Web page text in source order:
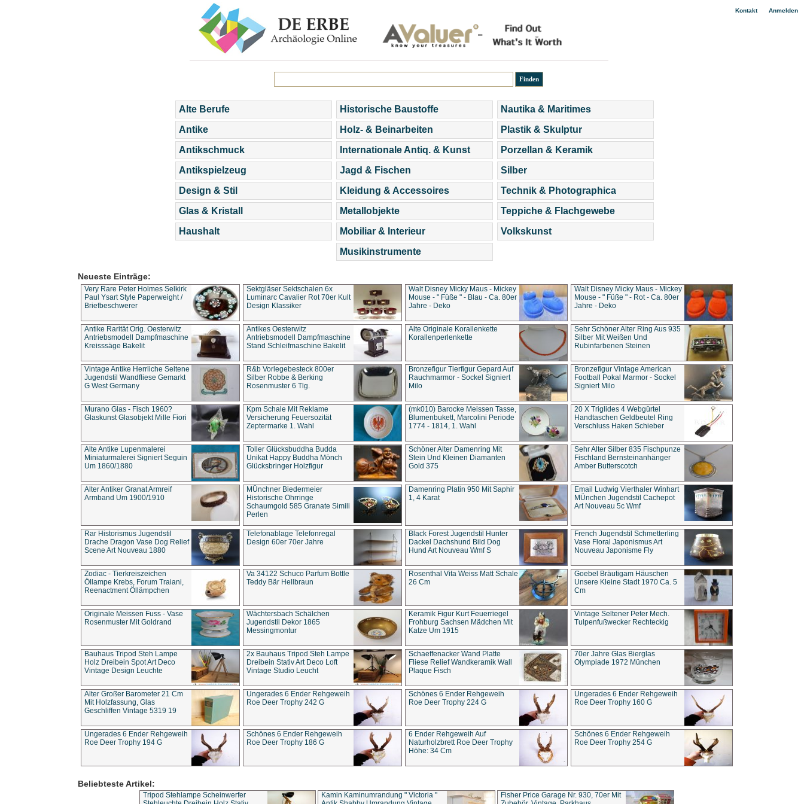
Kontakt| Anmelden
Alte Berufe
Antike
Antikschmuck
Antikspielzeug
Design & Stil
Glas & Kristall
Haushalt
Historische Baustoffe
Holz- & Beinarbeiten
Internationale Antiq. & Kunst
Jagd & Fischen
Kleidung & Accessoires
Metallobjekte
Mobiliar & Interieur
Musikinstrumente
Nautika & Maritimes
Plastik & Skulptur
Porzellan & Keramik
Silber
Technik & Photographica
Teppiche & Flachgewebe
Volkskunst
Neueste Einträge:
Very Rare Peter Holmes Selkirk
Paul Ysart Style Paperweight /
Briefbeschwerer
Sektgläser Sektschalen 6x
Luminarc Cavalier Rot 70er Kult
Design Klassiker
Walt Disney Micky Maus - Mickey
Mouse - " Füße " - Blau - Ca. 80er
Jahre - Deko
Walt Disney Micky Maus - Mickey
Mouse - " Füße " - Rot - Ca. 80er
Jahre - Deko
Antike Rarität Orig. Oesterwitz
Antriebsmodell Dampfmaschine
Kreisssäge Bakelit
Antikes Oesterwitz
Antriebsmodell Dampfmaschine
Stand Schleifmaschine Bakelit
Alte Originale Korallenkette
Korallenperlenkette
Sehr Schöner Alter Ring Aus 935
Silber Mit Weißen Und
Rubinfarbenen Steinen
Vintage Antike Herrliche Seltene
Jugendstil Wandfliese Gemarkt
G West Germany
R&b Vorlegebesteck 800er
Silber Robbe & Berking
Rosenmuster 6 Tlg.
Bronzefigur Tierfigur Gepard Auf
Rauchmarmor - Sockel Signiert
Milo
Bronzefigur Vintage American
Football Pokal Marmor - Sockel
Signiert Milo
Murano Glas - Fisch 1960?
Glaskunst Glasobjekt Mille Fiori
Kpm Schale Mit Reklame
Versicherung Feuersozität
Zeptermarke 1. Wahl
(mk010) Barocke Meissen Tasse,
Blumenbukett, Marcolini Periode
1774 - 1814, 1. Wahl
20 X Triglides 4 Webgürtel
Handtaschen Geldbeutel Ring
Verschluss Haken Schieber
Alte Antike Lupenmalerei
Miniaturmalerei Signiert Seguin
Um 1860/1880
Toller Glücksbuddha Budda
Unikat Happy Buddha Mönch
Glücksbringer Holzfigur
Schöner Alter Damenring Mit
Stein Und Kleinen Diamanten
Gold 375
Sehr Alter Silber 835 Fischpunze
Fischland Bernsteinanhänger
Amber Butterscotch
Alter Antiker Granat Armreif
Armband Um 1900/1910
MÜnchner Biedermeier
Historische Ohrringe
Schaumgold 585 Granate Simili
Perlen
Damenring Platin 950 Mit Saphir
1, 4 Karat
Email Ludwig Vierthaler Winhart
MÜnchen Jugendstil Cachepot
Art Nouveau 5c Wmf
Rar Historismus Jugendstil
Drache Dragon Vase Dog Relief
Scene Art Nouveau 1880
Telefonablage Telefonregal
Design 60er 70er Jahre
Black Forest Jugendstil Hunter
Dackel Dachshund Bild Dog
Hund Art Nouveau Wmf S
French Jugendstil Schmetterling
Vase Floral Japonismus Art
Nouveau Japonisme Fly
Zodiac - Tierkreiszeichen
Öllampe Krebs, Forum Traiani,
Reenactment Öllämpchen
Va 34122 Schuco Parfum Bottle
Teddy Bär Hellbraun
Rosenthal Vita Weiss Matt Schale
26 Cm
Goebel Bräutigam Häuschen
Unsere Kleine Stadt 1970 Ca. 5
Cm
Originale Meissen Fuss - Vase
Rosenmuster Mit Goldrand
Wächtersbach Schälchen
Jugendstil Dekor 1865
Messingmontur
Keramik Figur Kurt Feuerriegel
Frohburg Sachsen Mädchen Mit
Katze Um 1915
Vintage Seltener Peter Mech.
Tulpenfußwecker Rechteckig
Bauhaus Tripod Steh Lampe
Holz Dreibein Spot Art Deco
Vintage Design Leuchte
2x Bauhaus Tripod Steh Lampe
Dreibein Stativ Art Deco Loft
Vintage Studio Leucht
Schaeffenacker Wand Platte
Fliese Relief Wandkeramik Wall
Plaque Fisch
70er Jahre Glas Bierglas
Olympiade 1972 München
Alter Großer Barometer 21 Cm
Mit Holzfassung, Glas
Geschliffen Vintage 5319 19
Ungerades 6 Ender Rehgeweih
Roe Deer Trophy 242 G
Schönes 6 Ender Rehgeweih
Roe Deer Trophy 224 G
Ungerades 6 Ender Rehgeweih
Roe Deer Trophy 160 G
Ungerades 6 Ender Rehgeweih
Roe Deer Trophy 194 G
Schönes 6 Ender Rehgeweih
Roe Deer Trophy 186 G
6 Ender Rehgeweih Auf
Naturholzbrett Roe Deer Trophy
Höhe: 34 Cm
Schönes 6 Ender Rehgeweih
Roe Deer Trophy 254 G
Beliebteste Artikel:
Tripod Stehlampe Scheinwerfer
Kamin Kaminumrandung " Victoria "
Fisher Price Garage Nr. 930, 70er Mit